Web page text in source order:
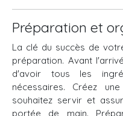
Préparation et
La clé du succès de
préparation. Avant
d'avoir tous les
nécessaires. Créez
souhaitez servir et
portée de main.